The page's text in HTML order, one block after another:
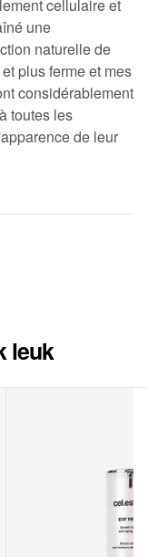
cellulaire et
une
naturelle de
plus ferme et mes
considérablement
toutes les
de leur
leuk